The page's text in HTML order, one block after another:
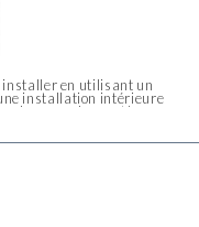
installer en utilisant un
installation intérieure
avec des systèmes